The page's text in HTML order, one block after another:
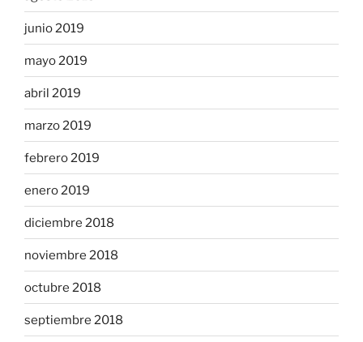
junio 2019
mayo 2019
abril 2019
marzo 2019
febrero 2019
enero 2019
diciembre 2018
noviembre 2018
octubre 2018
septiembre 2018